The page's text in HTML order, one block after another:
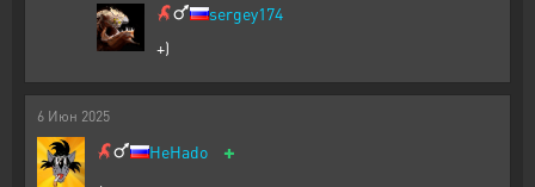
sergey174
+)
6 Июн 2025
HeHado +